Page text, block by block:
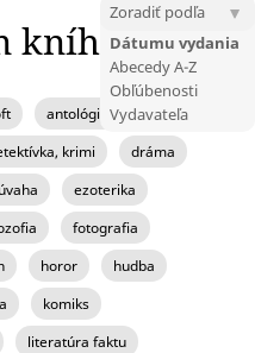
kníh
antológia, zborník
krimi
dráma
ezoterika
fotografia
horor
hudba
komiks
literatúra faktu
Zoradiť podľa
Dátumu vydania
Abecedy A-Z
Obľúbenosti
Vydavateľa